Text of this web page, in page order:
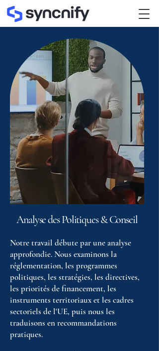
Analyse des Politiques & Conseil
Notre travail débute par une analyse
approfondie. Nous examinons la
réglementation, les programmes
politiques, les stratégies, les directives,
les priorités de financement, les
instruments territoriaux et les cadres
sectoriels de l'UE, puis nous les
traduisons en recommandations
pratiques.